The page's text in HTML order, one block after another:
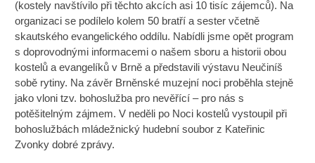
(kostely navštívilo při těchto akcích asi 10 tisíc zájemců). Na
organizaci se podílelo kolem 50 bratří a sester včetně
skautského evangelického oddílu. Nabídli jsme opět program
s doprovodnými informacemi o našem sboru a historii obou
kostelů a evangelíků v Brně a představili výstavu Neučiníš
sobě rytiny. Na závěr Brněnské muzejní noci proběhla stejně
jako vloni tzv. bohoslužba pro nevěřící – pro nás s
potěšitelným zájmem. V neděli po Noci kostelů vystoupil při
bohoslužbách mládežnický hudební soubor z Kateřinic
Zvonky dobré zprávy.